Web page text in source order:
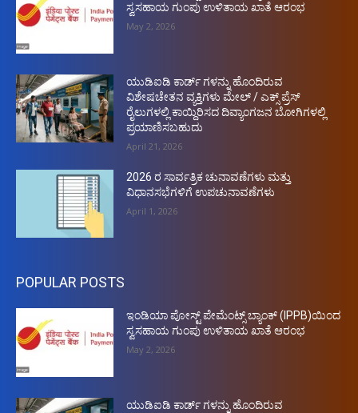
ಸ್ವಸಹಾಯ ಗುಂಪು ಉಳಿತಾಯ ಖಾತೆ ಆರಂಭ
May 2, 2026
ಯುಡಿಐಡಿ ಕಾರ್ಡ್ ಗಳನ್ನು ಹೊಂದಿರುವ
ವಿಶೇಷಚೇತನ ವ್ಯಕ್ತಿಗಳು ಮೇಲ್ / ಎಕ್ಸ್ ಪ್ರೆಸ್
ರೈಲುಗಳಲ್ಲಿ ಕಾಯ್ದಿರಿಸದ ದಿವ್ಯಾಂಗಜನ ಬೋಗಿಗಳಲ್ಲಿ
ಪ್ರಯಾಣಿಸಬಹುದು
April 21, 2026
2026 ರ ಸಾರ್ವತ್ರಿಕ ಚುನಾವಣೆಗಳು ಮತ್ತು
ವಿಧಾನಸಭೆಗಳಿಗೆ ಉಪಚುನಾವಣೆಗಳು
April 1, 2026
POPULAR POSTS
ಇಂಡಿಯಾ ಪೋಸ್ಟ್ ಪೇಮೆಂಟ್ಸ್ ಬ್ಯಾಂಕ್ (IPPB)ಯಿಂದ
ಸ್ವಸಹಾಯ ಗುಂಪು ಉಳಿತಾಯ ಖಾತೆ ಆರಂಭ
May 2, 2026
ಯುಡಿಐಡಿ ಕಾರ್ಡ್ ಗಳನ್ನು ಹೊಂದಿರುವ